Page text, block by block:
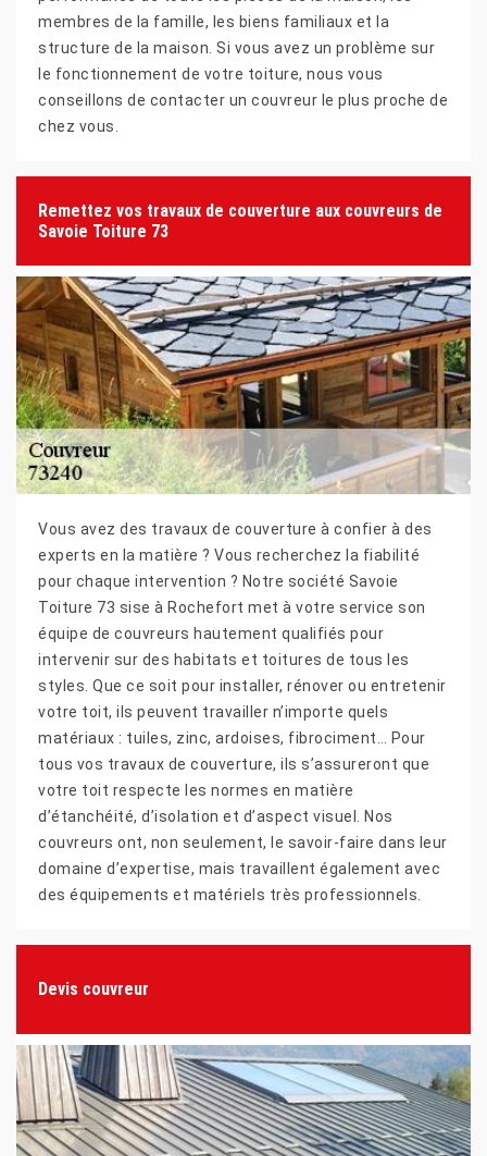
membres de la famille, les biens familiaux et la
structure de la maison. Si vous avez un problème sur
le fonctionnement de votre toiture, nous vous
conseillons de contacter un couvreur le plus proche de
chez vous.
Remettez vos travaux de couverture aux couvreurs de
Savoie Toiture 73
Vous avez des travaux de couverture à confier à des
experts en la matière ? Vous recherchez la fiabilité
pour chaque intervention ? Notre société Savoie
Toiture 73 sise à Rochefort met à votre service son
équipe de couvreurs hautement qualifiés pour
intervenir sur des habitats et toitures de tous les
styles. Que ce soit pour installer, rénover ou entretenir
votre toit, ils peuvent travailler n’importe quels
matériaux : tuiles, zinc, ardoises, fibrociment… Pour
tous vos travaux de couverture, ils s’assureront que
votre toit respecte les normes en matière
d’étanchéité, d’isolation et d’aspect visuel. Nos
couvreurs ont, non seulement, le savoir-faire dans leur
domaine d’expertise, mais travaillent également avec
des équipements et matériels très professionnels.
Devis couvreur